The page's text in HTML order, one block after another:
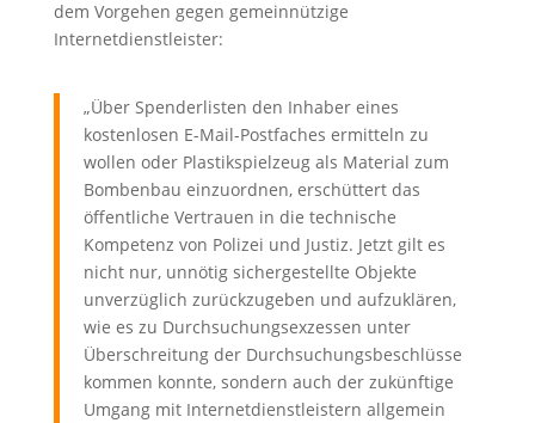
dem Vorgehen gegen gemeinnützige
Internetdienstleister:
„Über Spenderlisten den Inhaber eines
kostenlosen E-Mail-Postfaches ermitteln zu
wollen oder Plastikspielzeug als Material zum
Bombenbau einzuordnen, erschüttert das
öffentliche Vertrauen in die technische
Kompetenz von Polizei und Justiz. Jetzt gilt es
nicht nur, unnötig sichergestellte Objekte
unverzüglich zurückzugeben und aufzuklären,
wie es zu Durchsuchungsexzessen unter
Überschreitung der Durchsuchungsbeschlüsse
kommen konnte, sondern auch der zukünftige
Umgang mit Internetdienstleistern allgemein